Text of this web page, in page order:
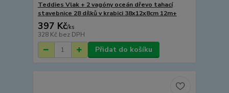
Teddies Vlak + 2 vagóny oceán dřevo tahací
stavebnice 28 dílků v krabici 38x12x8cm 12m+
397 Kč/ks
328 Kč bez DPH
Přidat do košíku